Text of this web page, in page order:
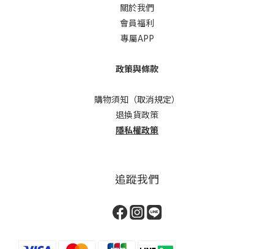
關於我們
會員福利
專屬APP
政策與條款
購物須知（取消規定）
退換貨政策
隱私權政策
追蹤我們